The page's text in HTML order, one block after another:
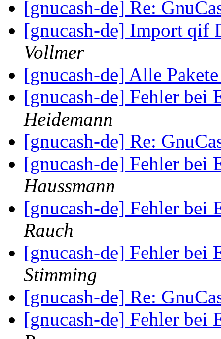
[gnucash-de] Re:
[gnucash-de] Import qif
Vollmer
[gnucash-de] Alle
[gnucash-de] Fehler
Heidemann
[gnucash-de] Re:
[gnucash-de] Fehler
Haussmann
[gnucash-de] Fehler
Rauch
[gnucash-de] Fehler
Stimming
[gnucash-de] Re:
[gnucash-de] Fehler